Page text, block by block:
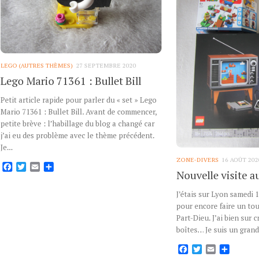
LEGO (AUTRES THÈMES) 27 SEPTEMBRE 2020
Lego Mario 71361 : Bullet Bill
Petit article rapide pour parler du « set » Lego
Mario 71361 : Bullet Bill. Avant de commencer,
petite brève : l’habillage du blog a changé car
j’ai eu des problème avec le thème précédent.
Je...
FacebookTwitter
Email
ZONE-DIVERS 16 AOÛT
Nouvelle visite
J’étais sur Lyon samedi
pour encore faire un
Part-Dieu. J’ai bien sur
boîtes… Je suis un
FacebookTwitter
Email